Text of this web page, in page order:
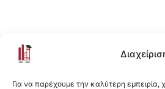
Για να παρέχουμε την καλύτερη εμπειρία,